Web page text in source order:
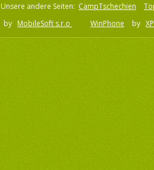
Unsere andere Seiten: CampTschechien
by MobileSoft s.r.o WinPhone by